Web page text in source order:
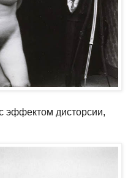
эффектом дисторсии,